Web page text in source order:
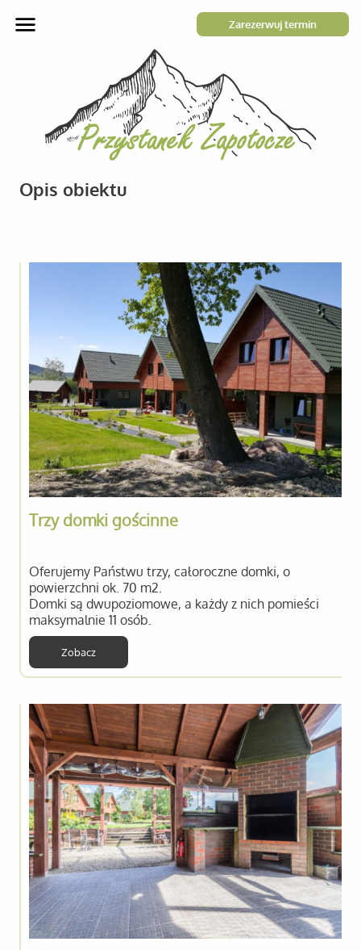
Zarezerwuj termin
Opis obiektu
Trzy domki gościnne
Oferujemy Państwu trzy, całoroczne domki, o
powierzchni ok. 70 m2.
Domki są dwupoziomowe, a każdy z nich pomieści
maksymalnie 11 osób.
Zobacz